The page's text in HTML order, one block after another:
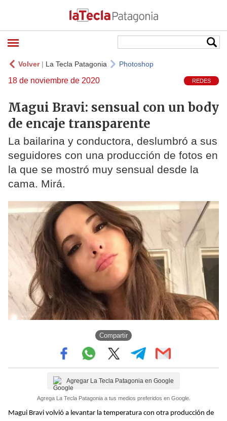
Volver| La Tecla Patagonia Photoshop
18 de noviembre de 2020 REDES
Magui Bravi: sensual con un body
de encaje transparente
La bailarina y conductora, deslumbró a sus
seguidores con una producción de fotos en
la que se mostró muy sensual desde la
cama. Mirá.
Compartir
Agregar La Tecla Patagonia en Google
Agrega La Tecla Patagonia a tus medios preferidos en Google.
Magui Bravi volvió a levantar la temperatura con otra producción de